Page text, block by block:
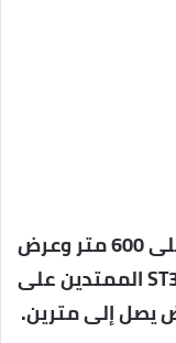
وأبرز هذه الهياكل ST1 التي تمتد على 600 متر وعرض
يصل إلى 11 مترا، إضافة إلى ST2 وST3 الممتدين على